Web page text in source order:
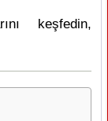
keşfedin,